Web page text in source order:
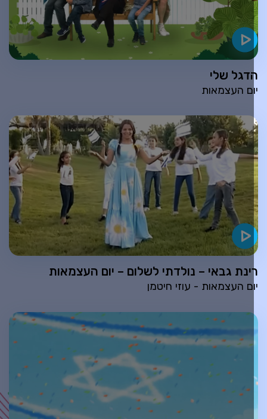
שלי
העצמאות
גבאי – נולדתי לשלום – יום העצמאות
העצמאות - עוזי חיטמן